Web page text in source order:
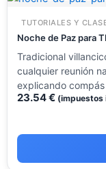
TUTORIALES Y
Noche de Paz para
Tradicional
cualquier reunión
explicando
23.54€ (impuestos